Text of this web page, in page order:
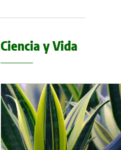
Ciencia y Vida